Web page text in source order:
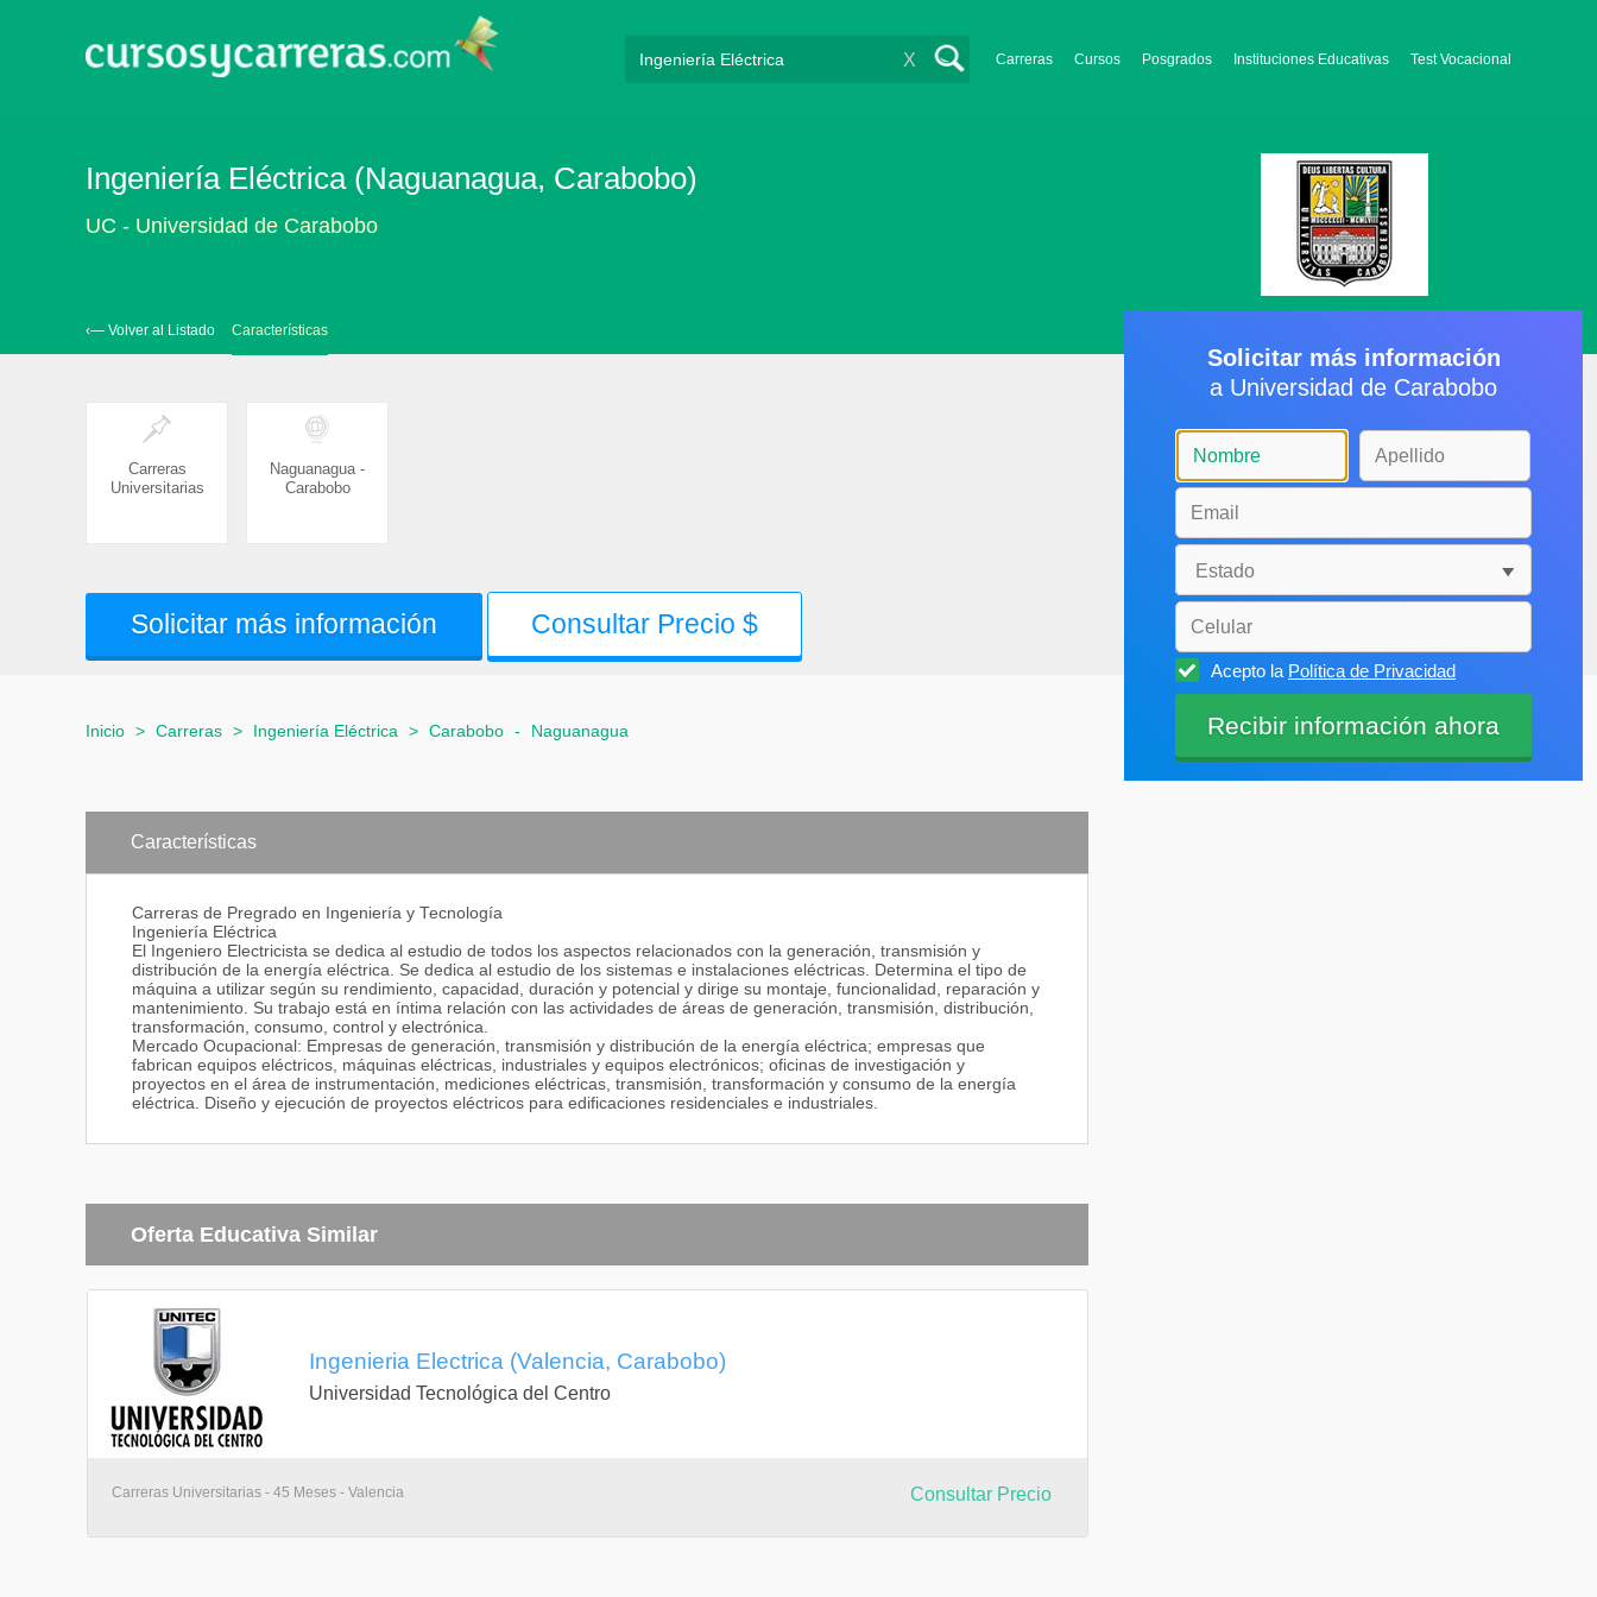
Carreras Cursos Posgrados Instituciones Educativas Test Vocacional
X
Ingeniería Eléctrica (Naguanagua, Carabobo)
UC - Universidad de Carabobo
‹— Volver al Listado Características
Carreras
Universitarias
Naguanagua -
Carabobo
Solicitar más información Consultar Precio $
Inicio > Carreras > Ingeniería Eléctrica > Carabobo - Naguanagua
Características
Carreras de Pregrado en Ingeniería y Tecnología
Ingeniería Eléctrica
El Ingeniero Electricista se dedica al estudio de todos los aspectos relacionados con la generación, transmisión y
distribución de la energía eléctrica. Se dedica al estudio de los sistemas e instalaciones eléctricas. Determina el tipo de
máquina a utilizar según su rendimiento, capacidad, duración y potencial y dirige su montaje, funcionalidad, reparación y
mantenimiento. Su trabajo está en íntima relación con las actividades de áreas de generación, transmisión, distribución,
transformación, consumo, control y electrónica.
Mercado Ocupacional: Empresas de generación, transmisión y distribución de la energía eléctrica; empresas que
fabrican equipos eléctricos, máquinas eléctricas, industriales y equipos electrónicos; oficinas de investigación y
proyectos en el área de instrumentación, mediciones eléctricas, transmisión, transformación y consumo de la energía
eléctrica. Diseño y ejecución de proyectos eléctricos para edificaciones residenciales e industriales.
Oferta Educativa Similar
Ingenieria Electrica (Valencia, Carabobo)
Universidad Tecnológica del Centro
Carreras Universitarias - 45 Meses - Valencia Consultar Precio
Solicitar más información
a Universidad de Carabobo
Acepto la Política de Privacidad